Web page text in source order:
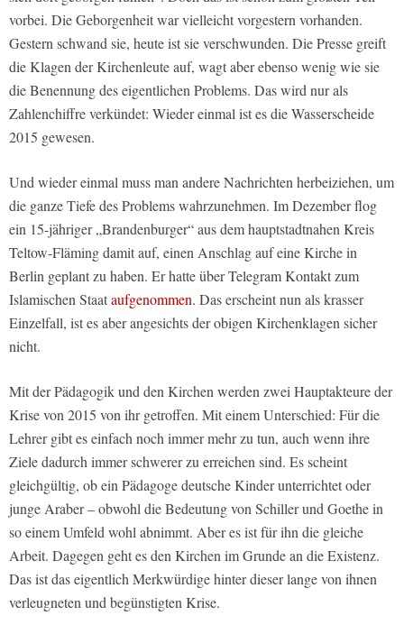
vorbei. Die Geborgenheit war vielleicht vorgestern vorhanden.
Gestern schwand sie, heute ist sie verschwunden. Die Presse greift
die Klagen der Kirchenleute auf, wagt aber ebenso wenig wie sie
die Benennung des eigentlichen Problems. Das wird nur als
Zahlenchiffre verkündet: Wieder einmal ist es die Wasserscheide
2015 gewesen.
Und wieder einmal muss man andere Nachrichten herbeiziehen, um
die ganze Tiefe des Problems wahrzunehmen. Im Dezember flog
ein 15-jähriger „Brandenburger“ aus dem hauptstadtnahen Kreis
Teltow-Fläming damit auf, einen Anschlag auf eine Kirche in
Berlin geplant zu haben. Er hatte über Telegram Kontakt zum
Islamischen Staataufgenommen. Das erscheint nun als krasser
Einzelfall, ist es aber angesichts der obigen Kirchenklagen sicher
nicht.
Mit der Pädagogik und den Kirchen werden zwei Hauptakteure der
Krise von 2015 von ihr getroffen. Mit einem Unterschied: Für die
Lehrer gibt es einfach noch immer mehr zu tun, auch wenn ihre
Ziele dadurch immer schwerer zu erreichen sind. Es scheint
gleichgültig, ob ein Pädagoge deutsche Kinder unterrichtet oder
junge Araber – obwohl die Bedeutung von Schiller und Goethe in
so einem Umfeld wohl abnimmt. Aber es ist für ihn die gleiche
Arbeit. Dagegen geht es den Kirchen im Grunde an die Existenz.
Das ist das eigentlich Merkwürdige hinter dieser lange von ihnen
verleugneten und begünstigten Krise.